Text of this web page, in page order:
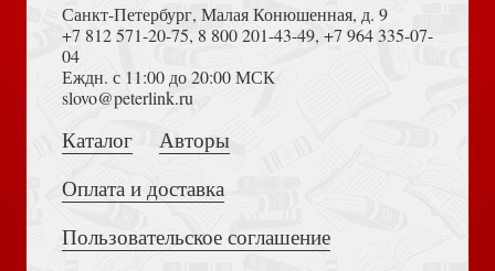
Наклейки А5 «Твоя роза...» (Маленький Принц) (Ваката)
Толкование на Апокалипсис (Тихоний Африканский)
Санкт-Петербург, Малая Конюшенная, д. 9
+7 812 571-20-75, 8 800 201-43-49, +7 964 335-07-
04
Еждн. с 11:00 до 20:00 МСК
slovo@peterlink.ru
Каталог
Авторы
Оплата и доставка
Пользовательское соглашение